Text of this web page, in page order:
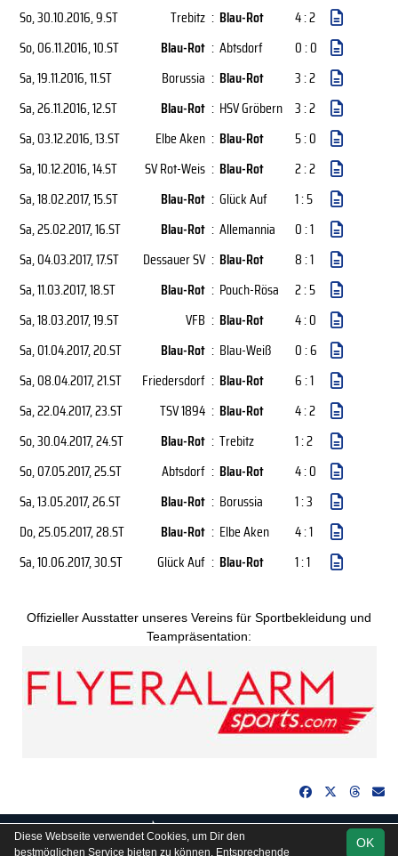
So, 30.10.2016, 9.ST Trebitz : Blau-Rot
4 : 2
So, 06.11.2016, 10.ST Blau-Rot : Abtsdorf
0 : 0
Sa, 19.11.2016, 11.ST Borussia : Blau-Rot
3 : 2
Sa, 26.11.2016, 12.ST Blau-Rot : HSV Gröbern 3 : 2
Sa, 03.12.2016, 13.ST Elbe Aken : Blau-Rot
5 : 0
Sa, 10.12.2016, 14.ST SV Rot-Weis : Blau-Rot
2 : 2
Sa, 18.02.2017, 15.ST Blau-Rot : Glück Auf
1 : 5
Sa, 25.02.2017, 16.ST Blau-Rot : Allemannia
0 : 1
Sa, 04.03.2017, 17.ST Dessauer SV : Blau-Rot
8 : 1
Sa, 11.03.2017, 18.ST Blau-Rot : Pouch-Rösa
2 : 5
Sa, 18.03.2017, 19.ST VFB : Blau-Rot
4 : 0
Sa, 01.04.2017, 20.ST Blau-Rot : Blau-Weiß
0 : 6
Sa, 08.04.2017, 21.ST Friedersdorf : Blau-Rot
6 : 1
Sa, 22.04.2017, 23.ST TSV 1894 : Blau-Rot
4 : 2
So, 30.04.2017, 24.ST Blau-Rot : Trebitz
1 : 2
So, 07.05.2017, 25.ST Abtsdorf : Blau-Rot
4 : 0
Sa, 13.05.2017, 26.ST Blau-Rot : Borussia
1 : 3
Do, 25.05.2017, 28.ST Blau-Rot : Elbe Aken
4 : 1
Sa, 10.06.2017, 30.ST Glück Auf : Blau-Rot 1 : 1
Offizieller Ausstatter unseres Vereins für Sportbekleidung und
Teampräsentation:
soccero.de
OK
Diese Webseite verwendet Cookies, um Dir den
bestmöglichen Service bieten zu können. Entsprechende